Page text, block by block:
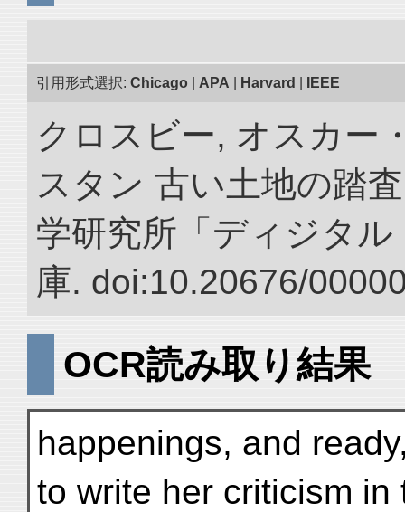
引用形式選択: Chicago APA Harvard IEEE
クロスビー, オスカー
スタン 古い土地の踏
学研究所「ディジタ
庫. doi:10.20676/
OCR読み取り結果
happenings, and
to write her criticism